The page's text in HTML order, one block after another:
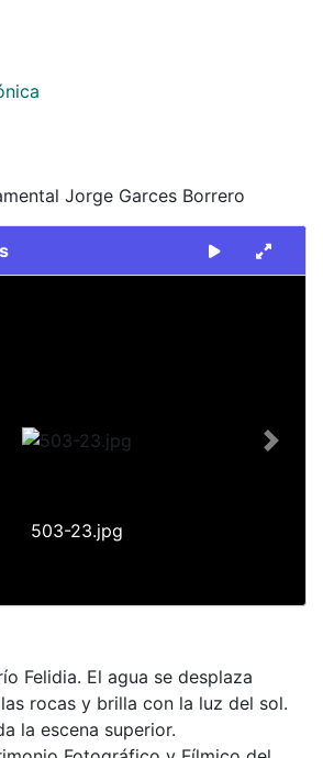
Jorge Garces Borrero
503-23.jpg
Next
Felidia. El agua se desplaza
rocas y brilla con la luz del sol.
la escena superior.